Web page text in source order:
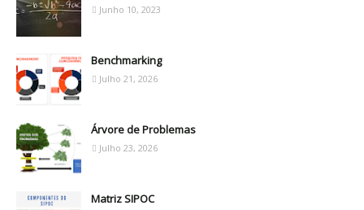
Junho 10, 2023
Benchmarking
Julho 21, 2026
Árvore de Problemas
Julho 23, 2026
Matriz SIPOC